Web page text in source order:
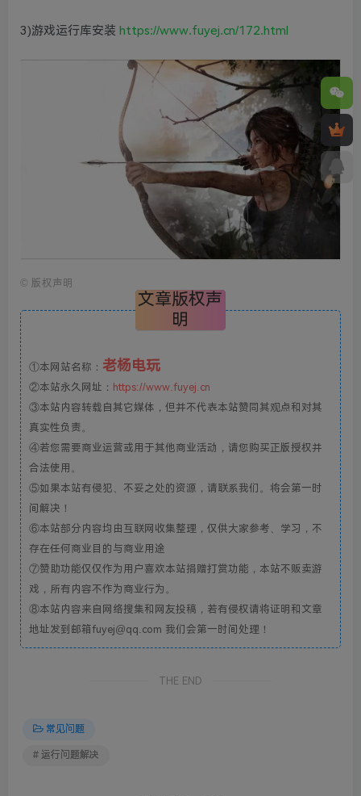
3)游戏运行库安装 https://www.fuyej.cn/172.html
© 版权声明
文章版权声
明
①本网站名称： 老杨电玩
②本站永久网址： https://www.fuyej.cn
③本站内容转载自其它媒体，但并不代表本站赞同其观点和对其
真实性负责。
④若您需要商业运营或用于其他商业活动，请您购买正版授权并
合法使用。
⑤如果本站有侵犯、不妥之处的资源，请联系我们。将会第一时
间解决！
⑥本站部分内容均由互联网收集整理，仅供大家参考、学习，不
存在任何商业目的与商业用途
⑦赞助功能仅仅作为用户喜欢本站捐赠打赏功能，本站不贩卖游
戏，所有内容不作为商业行为。
⑧本站内容来自网络搜集和网友投稿，若有侵权请将证明和文章
地址发到邮箱fuyej@qq.com 我们会第一时间处理！
THE END
常见问题
# 运行问题解决